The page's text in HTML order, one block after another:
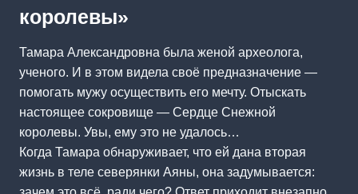
королевы»
Тамара Александровна была женой археолога,
ученого. И в этом видела своё предназначение —
помогать мужу осуществить его мечту. Отыскать
настоящее сокровище — Сердце Снежной
королевы. Увы, ему это не удалось…
Когда Тамара обнаруживает, что ей дана вторая
жизнь в теле северянки Аяны, она задумывается: